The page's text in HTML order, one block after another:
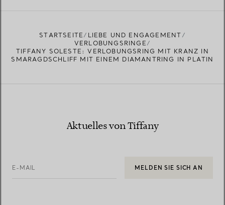
STARTSEITE
LIEBE UND ENGAGEMENT
VERLOBUNGSRINGE
TIFFANY SOLESTE: VERLOBUNGSRING MIT KRANZ IN
SMARAGDSCHLIFF MIT EINEM DIAMANTRING IN PLATIN
Aktuelles von Tiffany
E-MAIL MELDEN SIE SICH AN